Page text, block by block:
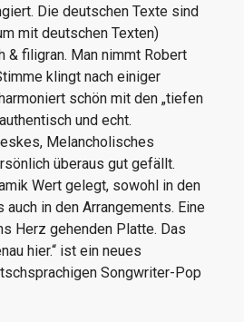
Die deutschen Texte sind
mit deutschen Texten)
& filigran. Man nimmt Robert
klingt nach einiger
schön mit den „tiefen
und echt.
Melancholisches
überaus gut gefällt.
Wert gelegt, sowohl in den
in den Arrangements. Eine
Herz gehenden Platte. Das
hier.“ ist ein neues
Songwriter-Pop